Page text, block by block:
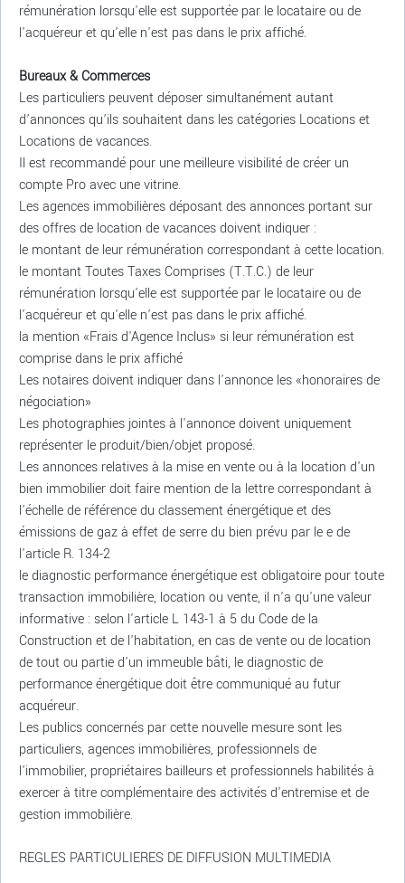
rémunération lorsqu'elle est supportée par le locataire ou de
l'acquéreur et qu'elle n'est pas dans le prix affiché.
Bureaux & Commerces
Les particuliers peuvent déposer simultanément autant
d’annonces qu’ils souhaitent dans les catégories Locations et
Locations de vacances.
Il est recommandé pour une meilleure visibilité de créer un
compte Pro avec une vitrine.
Les agences immobilières déposant des annonces portant sur
des offres de location de vacances doivent indiquer :
le montant de leur rémunération correspondant à cette location.
le montant Toutes Taxes Comprises (T.T.C.) de leur
rémunération lorsqu'elle est supportée par le locataire ou de
l'acquéreur et qu'elle n'est pas dans le prix affiché.
la mention «Frais d'Agence Inclus» si leur rémunération est
comprise dans le prix affiché
Les notaires doivent indiquer dans l'annonce les «honoraires de
négociation»
Les photographies jointes à l'annonce doivent uniquement
représenter le produit/bien/objet proposé.
Les annonces relatives à la mise en vente ou à la location d'un
bien immobilier doit faire mention de la lettre correspondant à
l'échelle de référence du classement énergétique et des
émissions de gaz à effet de serre du bien prévu par le e de
l'article R. 134-2
le diagnostic performance énergétique est obligatoire pour toute
transaction immobilière, location ou vente, il n'a qu'une valeur
informative : selon l'article L 143-1 à 5 du Code de la
Construction et de l'habitation, en cas de vente ou de location
de tout ou partie d'un immeuble bâti, le diagnostic de
performance énergétique doit être communiqué au futur
acquéreur.
Les publics concernés par cette nouvelle mesure sont les
particuliers, agences immobilières, professionnels de
l'immobilier, propriétaires bailleurs et professionnels habilités à
exercer à titre complémentaire des activités d'entremise et de
gestion immobilière.
REGLES PARTICULIERES DE DIFFUSION MULTIMEDIA